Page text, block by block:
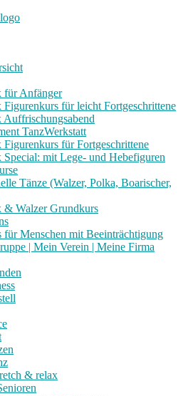
für Anfänger
für leicht Fortgeschrittene
TanzWerkstatt
für Fortgeschrittene
mit Lege- und Hebefiguren
Tänze (Walzer, Polka, Boarischer,
& Walzer Grundkurs
für Menschen mit Beeinträchtigung
| Mein Verein | Meine Firma
& relax